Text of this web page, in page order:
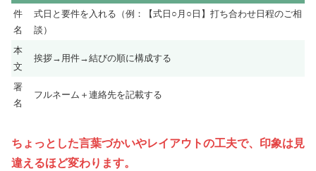
件
名
式日と要件を入れる（例：【式日○月○日】打ち合わせ日程のご相
談）
本
文
挨拶→用件→結びの順に構成する
署
名
フルネーム＋連絡先を記載する
ちょっとした言葉づかいやレイアウトの工夫で、印象は見
違えるほど変わります。